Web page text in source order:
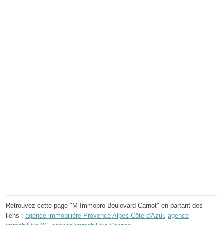
Retrouvez cette page "M Immopro Boulevard Carnot" en partant des
liens : agence immobilière Provence-Alpes-Côte d'Azur, agence